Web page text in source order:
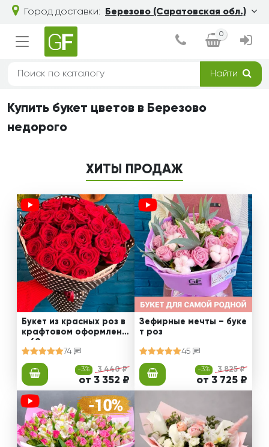
Город доставки: Березово (Саратовская обл.)
0
Найти
Купить букет цветов в Березово
недорого
ХИТЫ ПРОДАЖ
Букет из красных роз в
крафтовом оформлени
и 60 см
74
-3% 3 440 ₽
от 3 352 ₽
Зефирные мечты – буке
т роз
45
-3% 3 825 ₽
от 3 725 ₽